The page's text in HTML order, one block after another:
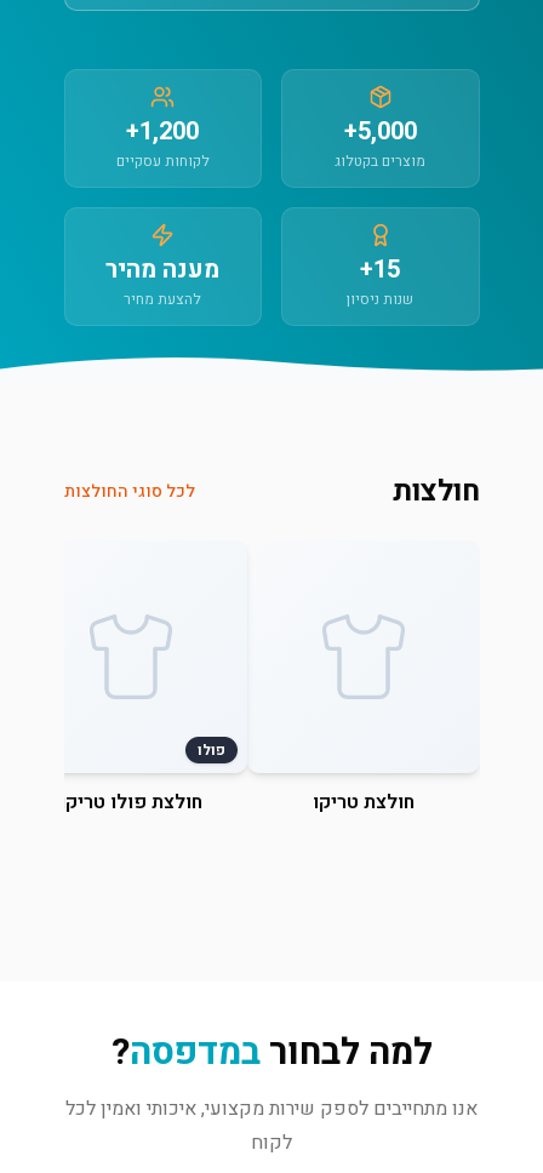
5,000+
מוצרים בקטלוג
1,200+
לקוחות עסקיים
15+
שנות ניסיון
מענה מהיר
להצעת מחיר
חולצות לכל סוגי החולצות
חולצת טריקו
פולו
חולצת פולו טריקו
למה לבחורבמדפסה?
אנו מתחייבים לספק שירות מקצועי, איכותי ואמין לכל
לקוח